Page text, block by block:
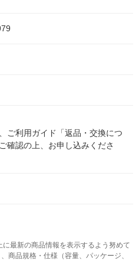
ご利用ガイド「返品・交換につ
確認の上、お申し込みくださ
最新の商品情報を表示するよう努めて
商品規格・仕様（容量、パッケージ、